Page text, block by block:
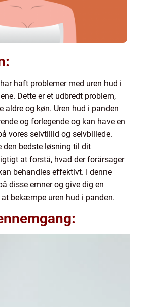
haft problemer med uren hud i
Dette er et udbredt problem,
aldre og køn. Uren hud i panden
og forlegende og kan have en
vores selvtillid og selvbillede.
den bedste løsning til dit
at forstå, hvad der forårsager
behandles effektivt. I denne
disse emner og give dig en
bekæmpe uren hud i panden.